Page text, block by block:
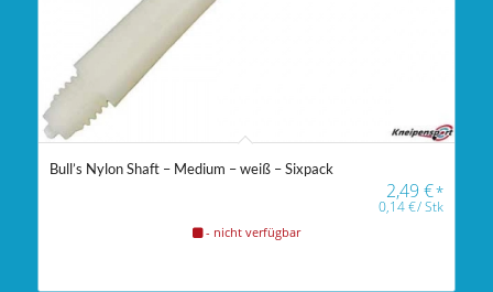
Bull’s Nylon Shaft – Medium – weiß – Sixpack
2,49€*
0,14€/Stk
- nicht verfügbar